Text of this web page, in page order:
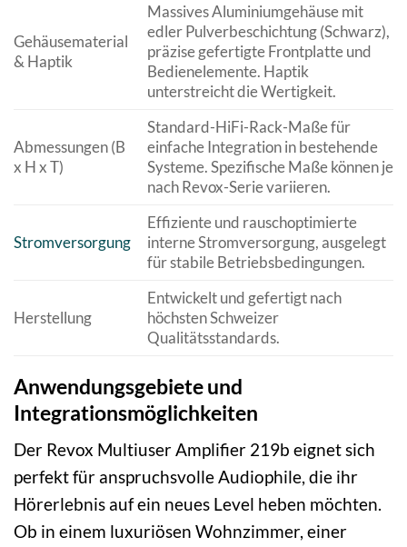
Gehäusematerial
& Haptik
Massives Aluminiumgehäuse mit
edler Pulverbeschichtung (Schwarz),
präzise gefertigte Frontplatte und
Bedienelemente. Haptik
unterstreicht die Wertigkeit.
Abmessungen (B
x H x T)
Standard-HiFi-Rack-Maße für
einfache Integration in bestehende
Systeme. Spezifische Maße können je
nach Revox-Serie variieren.
Stromversorgung
Effiziente und rauschoptimierte
interne Stromversorgung, ausgelegt
für stabile Betriebsbedingungen.
Herstellung
Entwickelt und gefertigt nach
höchsten Schweizer
Qualitätsstandards.
Anwendungsgebiete und
Integrationsmöglichkeiten
Der Revox Multiuser Amplifier 219b eignet sich
perfekt für anspruchsvolle Audiophile, die ihr
Hörerlebnis auf ein neues Level heben möchten.
Ob in einem luxuriösen Wohnzimmer, einer